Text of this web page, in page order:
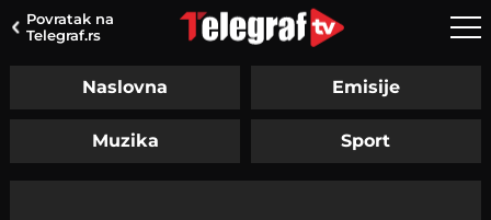
Povratak na
Telegraf.rs
Naslovna Emisije
Muzika Sport